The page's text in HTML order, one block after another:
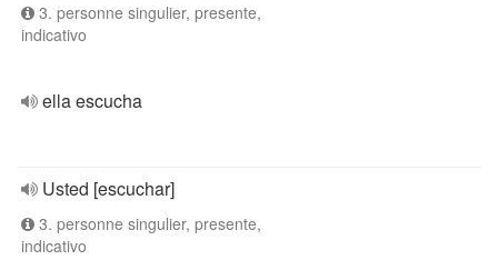
3. personne singulier, presente,
indicativo
ella escucha
Usted [escuchar]
3. personne singulier, presente,
indicativo